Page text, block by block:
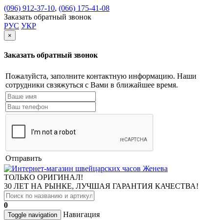
(096) 912-37-10, (066) 175-41-08
Заказать обратный звонок
РУС УКР
×
Заказать обратный звонок
Пожалуйста, заполните контактную информацию. Наши
сотрудники свзяжуться с Вами в ближайшее время.
Отправить
ТОЛЬКО ОРИГИНАЛ!
30 ЛЕТ НА РЫНКЕ, ЛУЧШАЯ ГАРАНТИЯ КАЧЕСТВА!
0
Toggle navigation Навигация